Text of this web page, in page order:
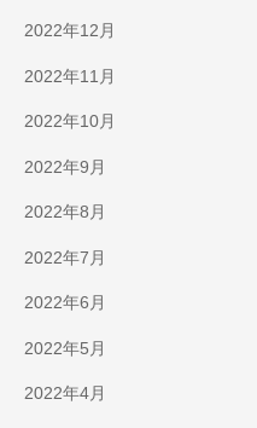
2022年12月
2022年11月
2022年10月
2022年9月
2022年8月
2022年7月
2022年6月
2022年5月
2022年4月